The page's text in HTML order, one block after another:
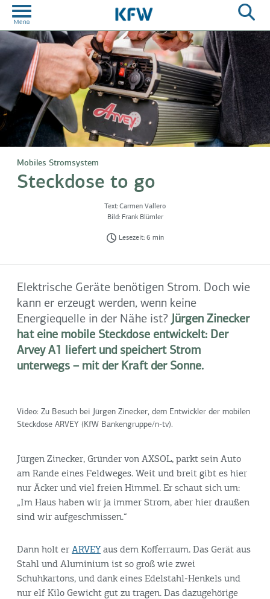
Mobiles Stromsystem
Steckdose to go
Text:Carmen Vallero
Bild: Frank Blümler
Lesezeit: 6 min
Elektrische Geräte benötigen Strom. Doch wie
kann er erzeugt werden, wenn keine
Energiequelle in der Nähe ist? Jürgen Zinecker
hat eine mobile Steckdose entwickelt: Der
Arvey A1 liefert und speichert Strom
unterwegs – mit der Kraft der Sonne.
Video: Zu Besuch bei Jürgen Zinecker, dem Entwickler der mobilen
Steckdose ARVEY (KfW Bankengruppe/n-tv).
Jürgen Zinecker, Gründer von AXSOL, parkt sein Auto
am Rande eines Feldweges. Weit und breit gibt es hier
nur Äcker und viel freien Himmel. Er schaut sich um:
„Im Haus haben wir ja immer Strom, aber hier draußen
sind wir aufgeschmissen.“
Dann holt er ARVEY aus dem Kofferraum. Das Gerät aus
Stahl und Aluminium ist so groß wie zwei
Schuhkartons, und dank eines Edelstahl-Henkels und
nur elf Kilo Gewicht gut zu tragen. Das dazugehörige